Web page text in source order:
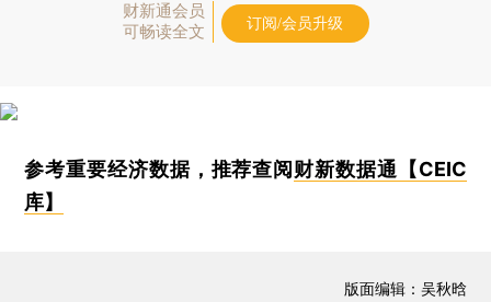
财新通会员
可畅读全文
订阅/会员升级
参考重要经济数据，推荐查阅财新数据通【CEIC
库】
版面编辑：吴秋晗